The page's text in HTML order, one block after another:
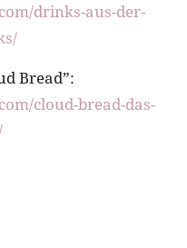
drinks-aus-der-
Bread”:
cloud-bread-das-